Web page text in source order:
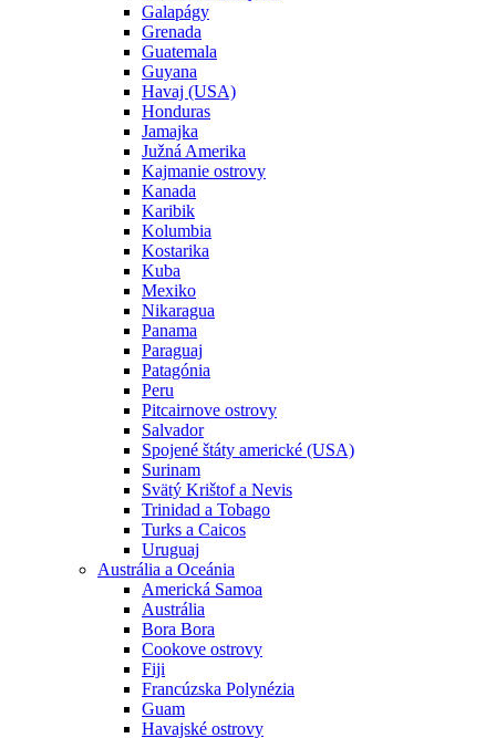
Galapágy
Grenada
Guatemala
Guyana
Havaj (USA)
Honduras
Jamajka
Južná Amerika
Kajmanie ostrovy
Kanada
Karibik
Kolumbia
Kostarika
Kuba
Mexiko
Nikaragua
Panama
Paraguaj
Patagónia
Peru
Pitcairnove ostrovy
Salvador
Spojené štáty americké (USA)
Surinam
Svätý Krištof a Nevis
Trinidad a Tobago
Turks a Caicos
Uruguaj
Austrália a Oceánia
Americká Samoa
Austrália
Bora Bora
Cookove ostrovy
Fiji
Francúzska Polynézia
Guam
Havajské ostrovy